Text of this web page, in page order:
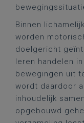
Binnen
worden
doelgericht
leren handelen
bewegingen uit
wordt daardoor
inhoudelijk
opgebouwd